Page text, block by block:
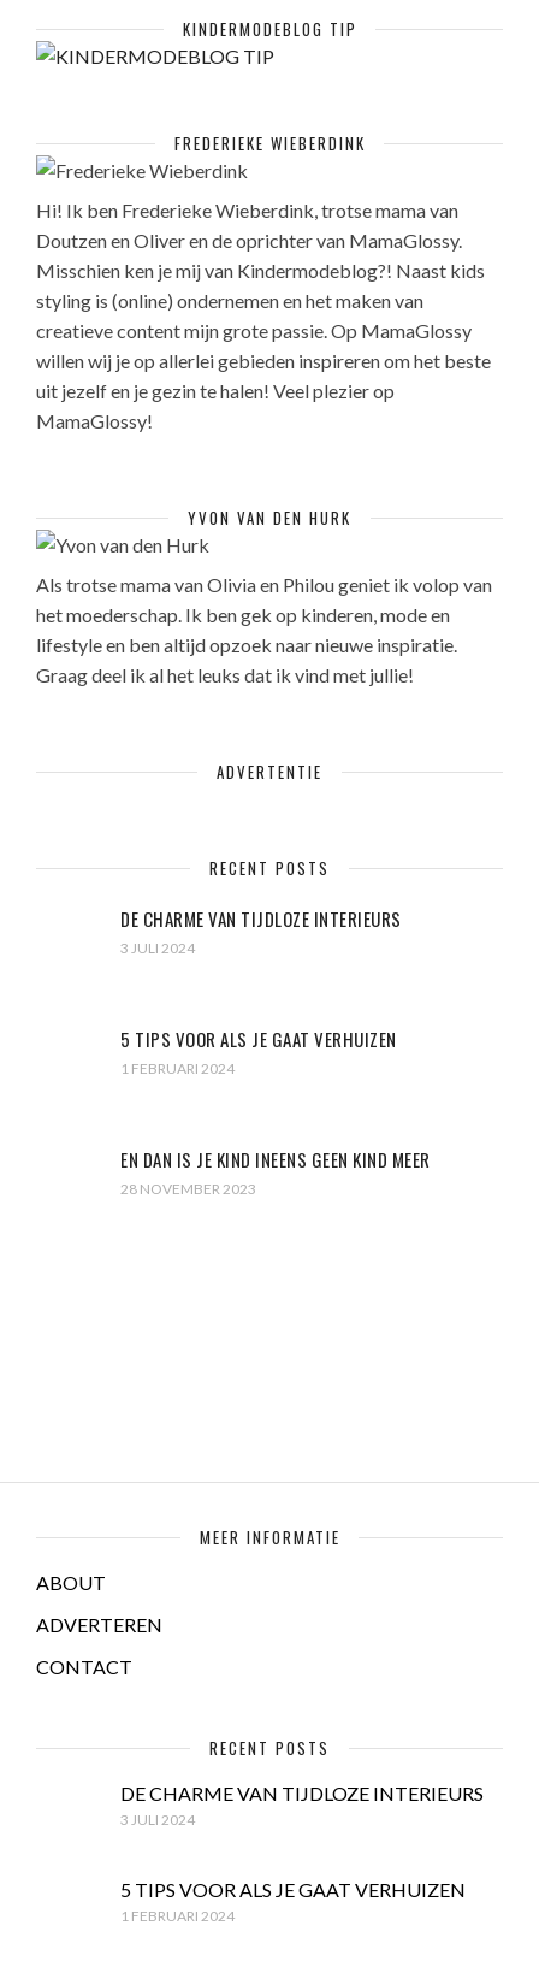
KINDERMODEBLOG TIP
FREDERIEKE WIEBERDINK
Hi! Ik ben Frederieke Wieberdink, trotse mama van
Doutzen en Oliver en de oprichter van MamaGlossy.
Misschien ken je mij van Kindermodeblog?! Naast kids
styling is (online) ondernemen en het maken van
creatieve content mijn grote passie. Op MamaGlossy
willen wij je op allerlei gebieden inspireren om het beste
uit jezelf en je gezin te halen! Veel plezier op
MamaGlossy!
YVON VAN DEN HURK
Als trotse mama van Olivia en Philou geniet ik volop van
het moederschap. Ik ben gek op kinderen, mode en
lifestyle en ben altijd opzoek naar nieuwe inspiratie.
Graag deel ik al het leuks dat ik vind met jullie!
ADVERTENTIE
RECENT POSTS
DE CHARME VAN TIJDLOZE INTERIEURS
3 JULI 2024
5 TIPS VOOR ALS JE GAAT VERHUIZEN
1 FEBRUARI 2024
EN DAN IS JE KIND INEENS GEEN KIND MEER
28 NOVEMBER 2023
MEER INFORMATIE
ABOUT
ADVERTEREN
CONTACT
RECENT POSTS
DE CHARME VAN TIJDLOZE INTERIEURS
3 JULI 2024
5 TIPS VOOR ALS JE GAAT VERHUIZEN
1 FEBRUARI 2024